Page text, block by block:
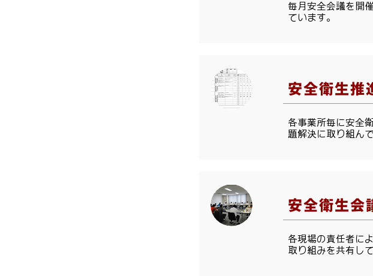
毎月安全会議を開
ています。
安全衛生推
各事業所毎に安全
題解決に取り組んで
安全衛生会
各現場の責任者に
取り組みを共有し